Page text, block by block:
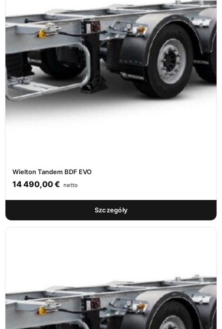
Wielton Tandem BDF EVO
14 490,00€ netto
Szczegóły